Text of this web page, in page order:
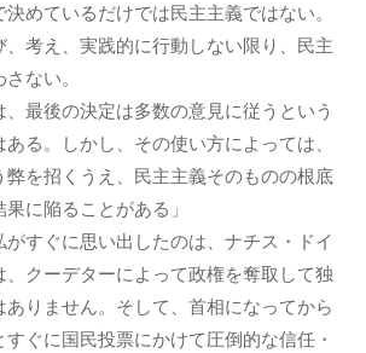
めているだけでは民主主義ではない。
考え、実践的に行動しない限り、民主
ない。
最後の決定は多数の意見に従うという
る。しかし、その使い方によっては、
弊を招くうえ、民主主義そのものの根底
に陥ることがある」
がすぐに思い出したのは、ナチス・ドイ
、クーデターによって政権を奪取して独
ありません。そして、首相になってから
すぐに国民投票にかけて圧倒的な信任・